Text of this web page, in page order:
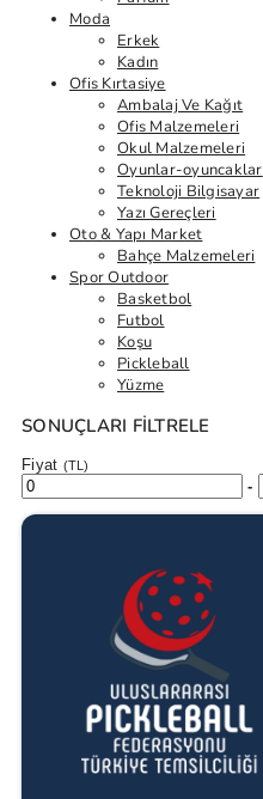
Moda
Erkek
Kadın
Ofis Kırtasiye
Ambalaj Ve Kağıt
Ofis Malzemeleri
Okul Malzemeleri
Oyunlar-oyuncaklar
Teknoloji Bilgisayar
Yazı Gereçleri
Oto & Yapı Market
Bahçe Malzemeleri
Spor Outdoor
Basketbol
Futbol
Koşu
Pickleball
Yüzme
SONUÇLARI FILTRELE
Fiyat (TL)
-